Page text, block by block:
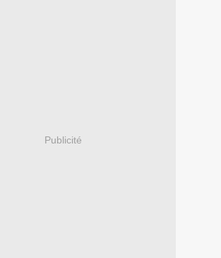
Publicité